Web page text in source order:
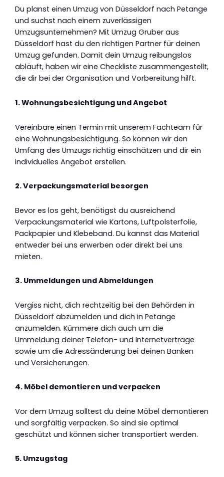
Du planst einen Umzug von Düsseldorf nach Petange
und suchst nach einem zuverlässigen
Umzugsunternehmen? Mit Umzug Gruber aus
Düsseldorf hast du den richtigen Partner für deinen
Umzug gefunden. Damit dein Umzug reibungslos
abläuft, haben wir eine Checkliste zusammengestellt,
die dir bei der Organisation und Vorbereitung hilft.
1. Wohnungsbesichtigung und Angebot
Vereinbare einen Termin mit unserem Fachteam für
eine Wohnungsbesichtigung. So können wir den
Umfang des Umzugs richtig einschätzen und dir ein
individuelles Angebot erstellen.
2. Verpackungsmaterial besorgen
Bevor es los geht, benötigst du ausreichend
Verpackungsmaterial wie Kartons, Luftpolsterfolie,
Packpapier und Klebeband. Du kannst das Material
entweder bei uns erwerben oder direkt bei uns
mieten.
3. Ummeldungen und Abmeldungen
Vergiss nicht, dich rechtzeitig bei den Behörden in
Düsseldorf abzumelden und dich in Petange
anzumelden. Kümmere dich auch um die
Ummeldung deiner Telefon- und Internetverträge
sowie um die Adressänderung bei deinen Banken
und Versicherungen.
4. Möbel demontieren und verpacken
Vor dem Umzug solltest du deine Möbel demontieren
und sorgfältig verpacken. So sind sie optimal
geschützt und können sicher transportiert werden.
5. Umzugstag